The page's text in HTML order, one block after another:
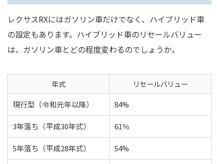
レクサスRXにはガソリン車だけでなく、ハイブリッド車
の設定もあります。ハイブリッド車のリセールバリュー
は、ガソリン車とどの程度変わるのでしょうか。
年式
リセールバリュー
現行型（令和元年以降）
84%
3年落ち（平成30年式） 61％
5年落ち（平成28年式） 54%